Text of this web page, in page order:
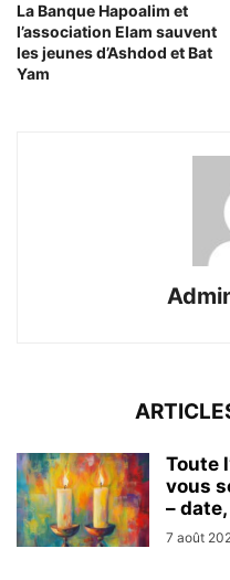
La Banque Hapoalim et
l’association Elam sauvent
les jeunes d’Ashdod et Bat
Yam
Toute
vous
–
7 août